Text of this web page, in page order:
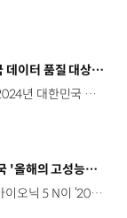
현대캐피탈, ‘2024년 대한민국 데이터 품질 대상’ 장관상 수상
현대캐피탈이 지난 9일 열린 ‘2024년 대한민국 데이터 품질 대상’에서 과학기술정보통신부 장관상을 수상했습니다. 대한민국 데이터 품질 대상은 기업의 데이터 관리 수준과 데이터 품질 우수성, 그리고 우수한 데이터를 활용한 기업의 비즈니스 경쟁력을 종합적으로 평가해 시상하는데요. 현대캐피탈은 올해로 28회를 맞은 이번 시상식에서 ‘글로벌 데이터 관리 체계로 대상을 수상했습니다. 현대캐피탈은 데이터의 생성부터 소멸에 이르는 ‘데이터 라이프 사이클’ 전반에 걸쳐 체계적인 관리 시스템을 구축해, 사용자들이 데이터를 사용하는 전 과정에서 데이터의 정확성과 신뢰성을 높였는데요, 이를 전 세계 19개 법인으로 확장해 글로벌 표준 체계를 수립하는 성과를 창출하며 글로벌 데이터 관리 체계를 갖춰 나가고 있습니다.
현대자동차, 아이오닉 5 N, 중국 '올해의 고성능차' 선정
현대자동차의 고성능 전기차 아이오닉 5 N이 ‘2025 중국 올해의 차 어워즈’에서 ‘올해의 고성능차(Performance Car of the Year)’에 최종 선정됐습니다. 중국 올해의 차 어워즈는 중국 자동차 산업에서 가장 공정하고 권위 있는 상 중 하나인데요. 아이오닉 5 N은 올해의 고성능차 부문에서 211점을 받아 경쟁 모델을 압도적인 점수 차이로 제치며 최종 수상의 영예를 안았습니다. 이번 수상은 전기차를 중심으로 격변중인 중국 자동차 시장에서 독보적인 상품성을 입증한 사례라는 점에서 그 의미가 깊은데요. 현대자동차는 앞으로도 중국 내 현대자동차 입지를 강화하면서 N 브랜드만의 차별화된 경험을 제공할 계획입니다.